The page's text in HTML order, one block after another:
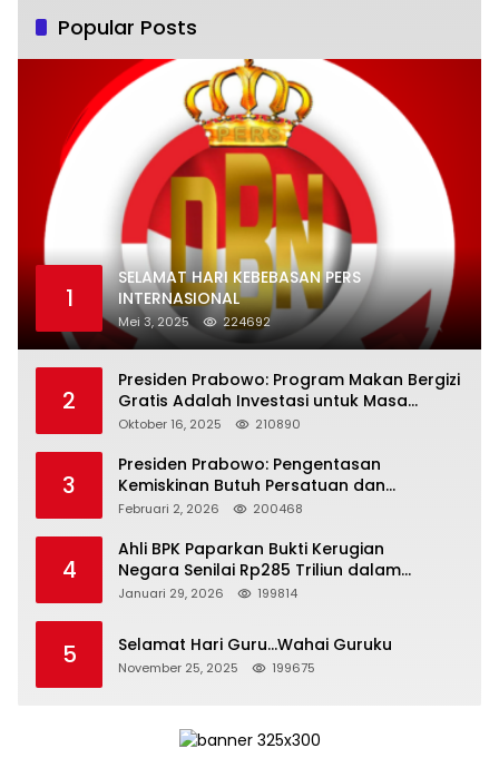
Popular Posts
1
SELAMAT HARI KEBEBASAN PERS
INTERNASIONAL
Mei 3, 2025 224692
2
Presiden Prabowo: Program Makan Bergizi
Gratis Adalah Investasi untuk Masa
Depan Bangsa
Oktober 16, 2025 210890
3
Presiden Prabowo: Pengentasan
Kemiskinan Butuh Persatuan dan
Kepemimpinan yang Bertanggung Jawab
Februari 2, 2026 200468
4
Ahli BPK Paparkan Bukti Kerugian
Negara Senilai Rp285 Triliun dalam
Persidangan Korupsi PT Pertamina
Januari 29, 2026 199814
5 Selamat Hari Guru…Wahai Guruku
November 25, 2025 199675